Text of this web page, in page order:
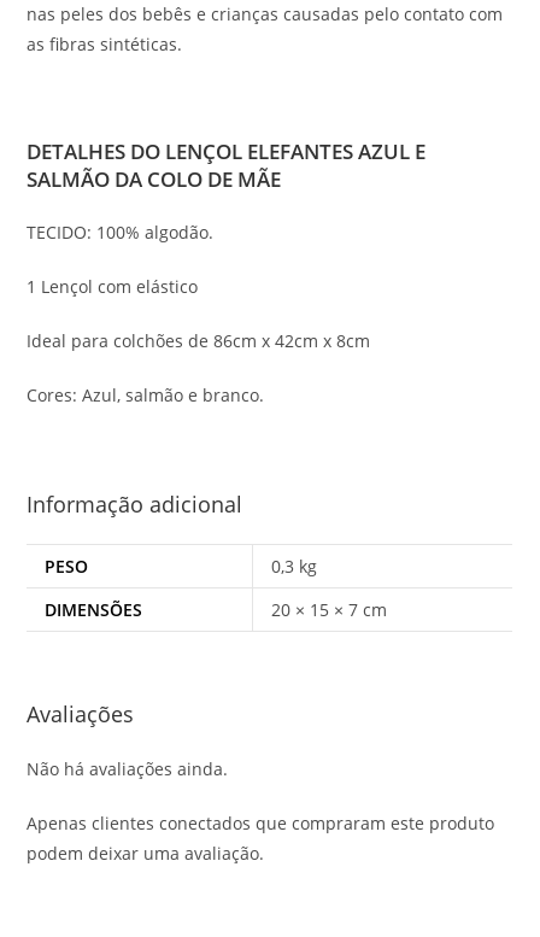
nas peles dos bebês e crianças causadas pelo contato com
as fibras sintéticas.
DETALHES DO LENÇOL ELEFANTES AZUL E
SALMÃO DA COLO DE MÃE
TECIDO: 100% algodão.
1 Lençol com elástico
Ideal para colchões de 86cm x 42cm x 8cm
Cores: Azul, salmão e branco.
Informação adicional
PESO
0,3 kg
DIMENSÕES
20 × 15 × 7 cm
Avaliações
Não há avaliações ainda.
Apenas clientes conectados que compraram este produto
podem deixar uma avaliação.